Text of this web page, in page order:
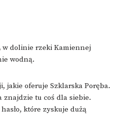
w dolinie rzeki Kamiennej
wodną.
jakie oferuje Szklarska Poręba.
znajdzie tu coś dla siebie.
które zyskuje dużą